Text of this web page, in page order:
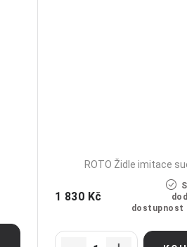
ROTO Židle imitace
dostupnost
1 830 Kč